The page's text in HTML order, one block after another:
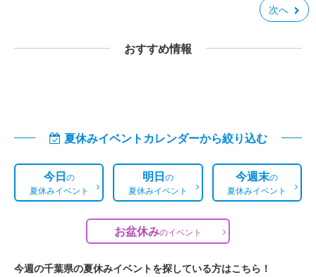
次へ
おすすめ情報
夏休みイベントカレンダーから絞り込む
今日の
夏休みイベント
明日の
夏休みイベント
今週末の
夏休みイベント
お盆休みのイベント
今週の千葉県の夏休みイベントを探している方はこちら！